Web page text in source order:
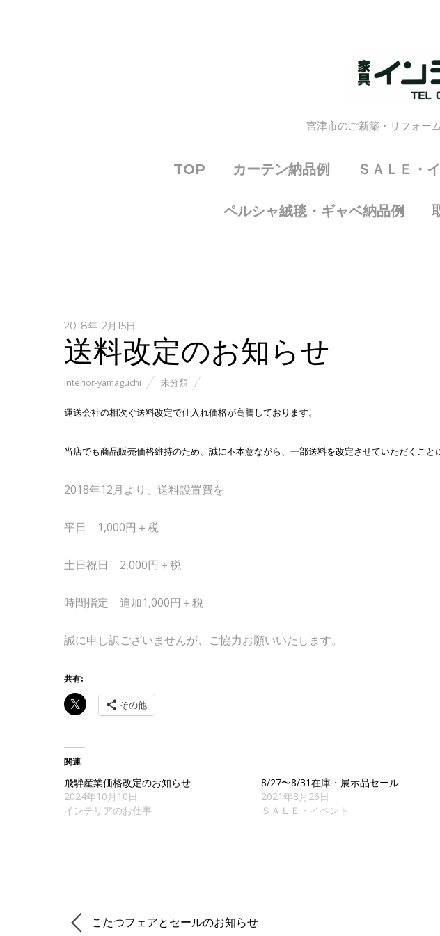
宮津市のご新築・リフォ
TOP カーテン納品例 ＳＡＬＥ・
ペルシャ絨毯・ギャベ納品例
2018年12月15日
送料改定のお知らせ
interior-yamaguchi 未分類
運送会社の相次ぐ送料改定で仕入れ価格が高騰しております。
当店でも商品販売価格維持のため、 誠に不本意ながら、一部送料を改定させていただくこと
2018年12月より、送料設置費を
平日 1,000円＋税
土日祝日 2,000円＋税
時間指定 追加1,000円＋税
誠に申し訳ございませんが、ご協力お願いいたします。
共有:
その他
関連
飛騨産業価格改定のお知らせ
2024年10月10日
インテリアのお仕事
8/27〜8/31在庫・展示品セール
2021年8月26日
ＳＡＬＥ・イベント
こたつフェアとセールのお知らせ